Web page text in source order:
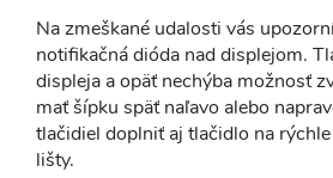
Na zmeškané udalosti vás
notifikačná dióda nad displejom.
displeja a opäť nechýba možnosť
mať šípku späť naľavo alebo
tlačidiel doplniť aj tlačidlo na
lišty.